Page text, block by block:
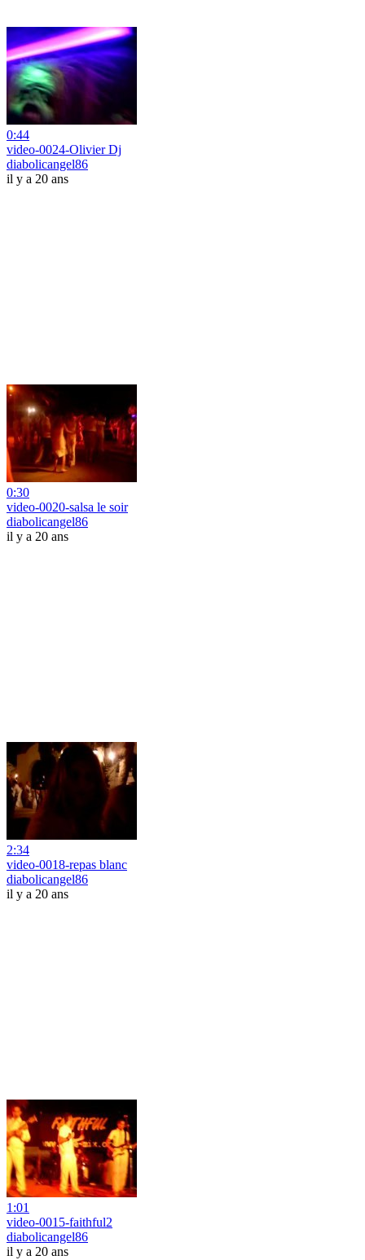
0:44
video-0024-Olivier Dj
diabolicangel86
il y a 20 ans
0:30
video-0020-salsa le soir
diabolicangel86
il y a 20 ans
2:34
video-0018-repas blanc
diabolicangel86
il y a 20 ans
1:01
video-0015-faithful2
diabolicangel86
il y a 20 ans